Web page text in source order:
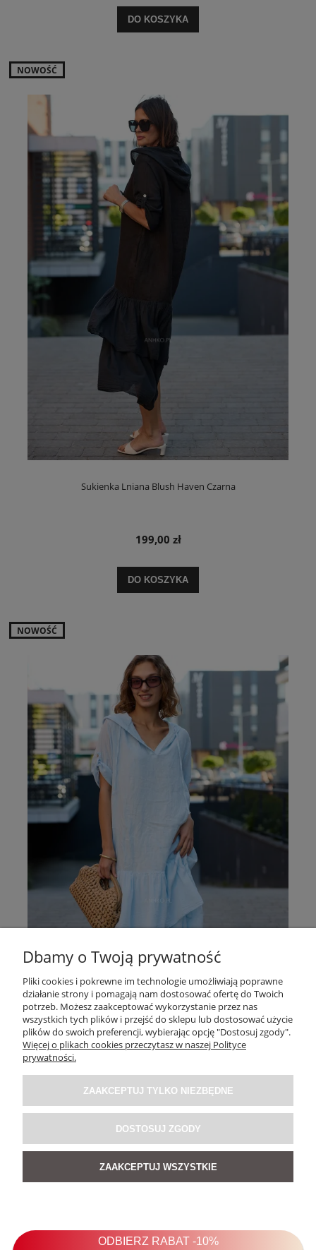
DO KOSZYKA
Sukienka Lniana Blush Haven Czarna
199,00 zł
DO KOSZYKA
NOWOŚĆ
Sukienka Lniana Blush Haven Baby Blue
NOWOŚĆ
Dbamy o Twoją prywatność
Pliki cookies i pokrewne im technologie umożliwiają poprawne
działanie strony i pomagają nam dostosować ofertę do Twoich
potrzeb. Możesz zaakceptować wykorzystanie przez nas
wszystkich tych plików i przejść do sklepu lub dostosować użycie
plików do swoich preferencji, wybierając opcję "Dostosuj zgody".
Więcej o plikach cookies przeczytasz w naszej Polityce
prywatności.
ZAAKCEPTUJ TYLKO NIEZBĘDNE
DOSTOSUJ ZGODY
ZAAKCEPTUJ WSZYSTKIE